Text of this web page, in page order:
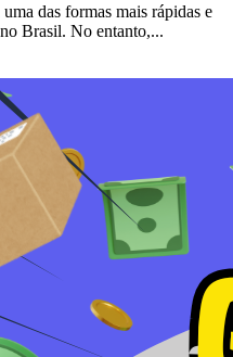
das formas mais rápidas e
Brasil. No entanto,...